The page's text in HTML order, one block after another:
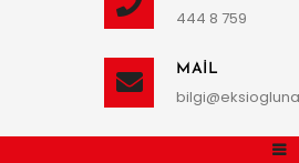
444 8 759
MAIL